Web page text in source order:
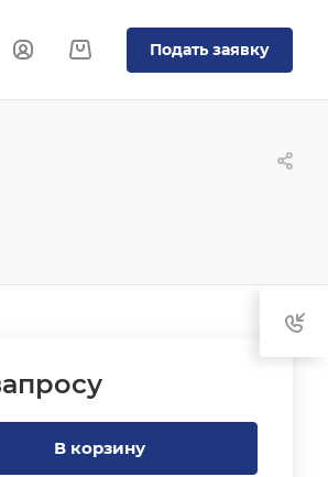
Подать заявку
росу
В корзину